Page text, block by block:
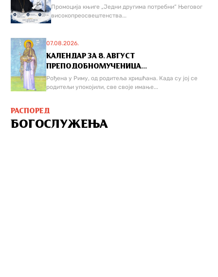
Промоција књиге „Једни другима потребни“ Његовог
високопреосвештенства...
07.08.2026.
КАЛЕНДАР ЗА 8. АВГУСТ
ПРЕПОДОБНОМУЧЕНИЦА...
Рођена у Риму, од родитеља хришћана. Када су јој се
родитељи упокојили, све своје имање...
РАСПОРЕД
БОГОСЛУЖЕЊА